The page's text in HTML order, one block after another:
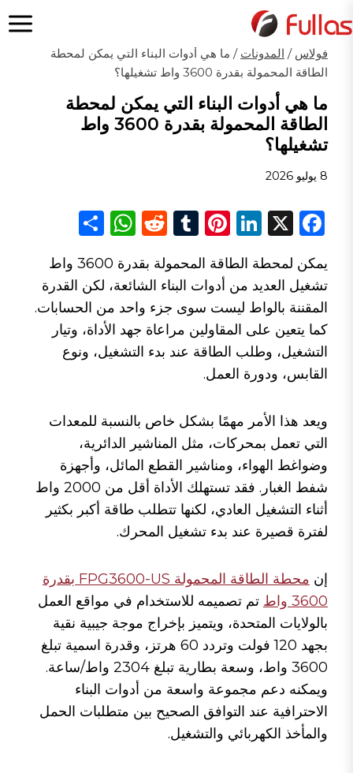
التجاوز
إلى
المحتوى
فولاس / المدونات / ما هي أدوات البناء التي يمكن لمحطة
الطاقة المحمولة بقدرة 3600 واط تشغيلها؟
ما هي أدوات البناء التي يمكن لمحطة
الطاقة المحمولة بقدرة 3600 واط
تشغيلها؟
8 يوليو 2026
F
c
e
b
o
o
X
Li
k
e
dI
n
Pi
te
re
st
T
m
bl
r
R
d
di
t
W
a
ts
A
p
ar
e
يمكن لمحطة الطاقة المحمولة بقدرة 3600 واط
تشغيل العديد من أدوات البناء الشائعة، لكن القدرة
المقننة بالواط ليست سوى جزء واحد من الحسابات.
كما يتعين على المقاولين مراعاة جهد الأداة، وتيار
التشغيل، وطلب الطاقة عند بدء التشغيل، ونوع
القابس، ودورة العمل.
ويعد هذا الأمر مهمًا بشكل خاص بالنسبة للمعدات
التي تعمل بمحركات، مثل المناشير الدائرية،
وضواغط الهواء، ومناشير القطع المائل، وأجهزة
شفط الغبار. فقد تستهلك الأداة أقل من 2000 واط
أثناء التشغيل العادي، لكنها تتطلب طاقة أكبر بكثير
لفترة قصيرة عند بدء تشغيل المحرك.
إن
محطة الطاقة المحمولة FPG3600-US بقدرة
3600 واط
تم تصميمه للاستخدام في مواقع العمل
بالولايات المتحدة، ويتميز بإخراج موجة جيبية نقية
بجهد 120 فولت وتردد 60 هرتز، وقدرة اسمية تبلغ
3600 واط، وسعة بطارية تبلغ 2304 واط/ساعة.
ويمكنه دعم مجموعة واسعة من أدوات البناء
الاحترافية عند التوافق الصحيح بين متطلبات الحمل
والمأخذ الكهربائي والتشغيل.